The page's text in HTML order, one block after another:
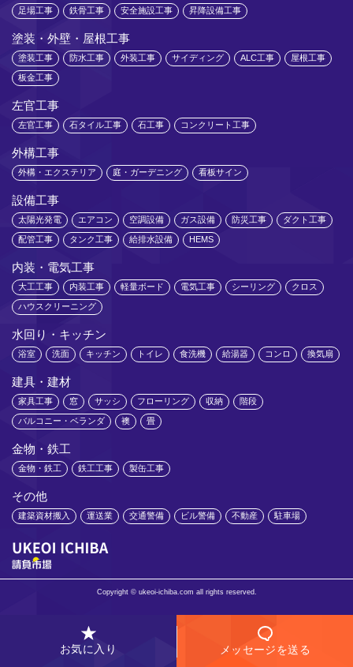
お気に入り メッセージを送る
足場工事 鉄骨工事 安全施設工事 昇降設備工事
塗装・外壁・屋根工事
塗装工事 防水工事 外装工事 サイディング ALC工事 屋根工事
板金工事
左官工事
左官工事 石タイル工事 石工事 コンクリート工事
外構工事
外構・エクステリア 庭・ガーデニング 看板サイン
設備工事
太陽光発電 エアコン 空調設備 ガス設備 防災工事 ダクト工事
配管工事 タンク工事 給排水設備 HEMS
内装・電気工事
大工工事 内装工事 軽量ボード 電気工事 シーリング クロス
ハウスクリーニング
水回り・キッチン
浴室 洗面 キッチン トイレ 食洗機 給湯器 コンロ 換気扇
建具・建材
家具工事 窓 サッシ フローリング 収納 階段
バルコニー・ベランダ 襖 畳
金物・鉄工
金物・鉄工 鉄工工事 製缶工事
その他
建築資材搬入 運送業 交通警備 ビル警備 不動産 駐車場
Copyright © ukeoi-ichiba.com all rights reserved.